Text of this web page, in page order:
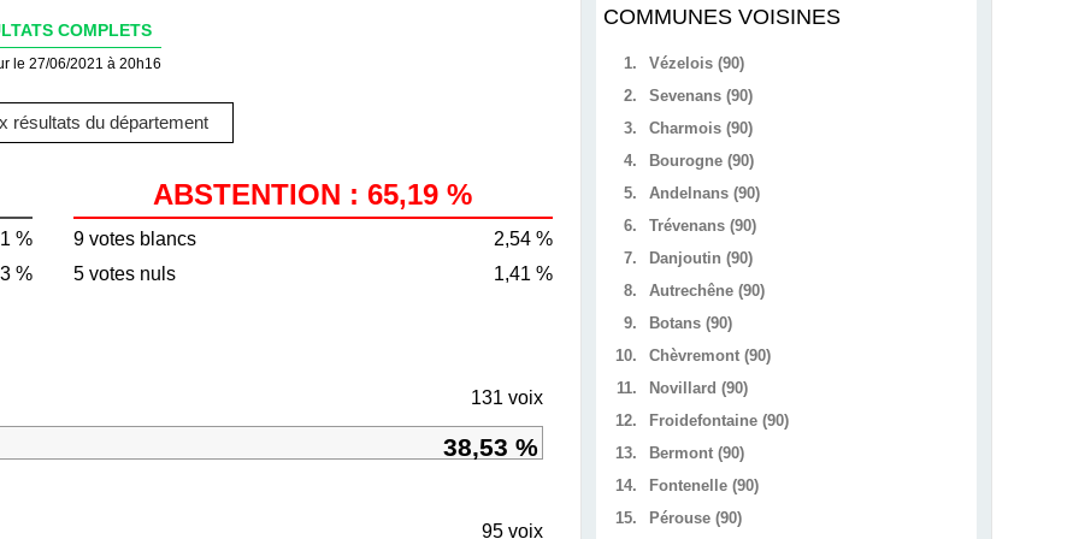
COMPLETS
le 27/06/2021 à 20h16
résultats du département
%
%
ABSTENTION : 65,19 %
9 votes blancs
2,54 %
5 votes nuls
1,41 %
131 voix
38,53 %
95 voix
COMMUNES VOISINES
1.
Vézelois (90)
2.
Sevenans (90)
3.
Charmois (90)
4.
Bourogne (90)
5.
Andelnans (90)
6.
Trévenans (90)
7.
Danjoutin (90)
8.
Autrechêne (90)
9.
Botans (90)
10.
Chèvremont (90)
11.
Novillard (90)
12.
Froidefontaine (90)
13.
Bermont (90)
14.
Fontenelle (90)
15.
Pérouse (90)